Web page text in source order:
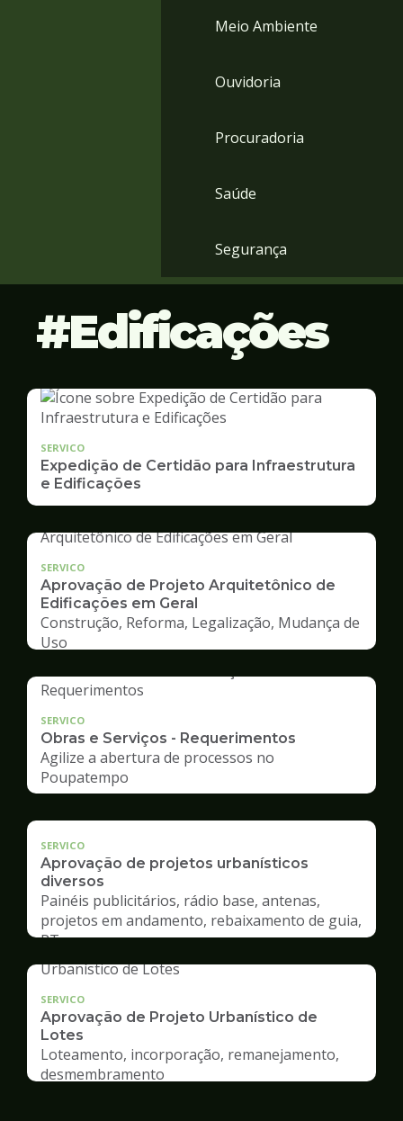
Meio Ambiente
Ouvidoria
Procuradoria
Saúde
Segurança
Edificações
SERVICO
Expedição de Certidão para Infraestrutura
e Edificações
SERVICO
Aprovação de Projeto Arquitetônico de
Edificações em Geral
Construção, Reforma, Legalização, Mudança de
Uso
SERVICO
Obras e Serviços - Requerimentos
Agilize a abertura de processos no
Poupatempo
SERVICO
Aprovação de projetos urbanísticos
diversos
Painéis publicitários, rádio base, antenas,
projetos em andamento, rebaixamento de guia,
RT
SERVICO
Aprovação de Projeto Urbanístico de
Lotes
Loteamento, incorporação, remanejamento,
desmembramento